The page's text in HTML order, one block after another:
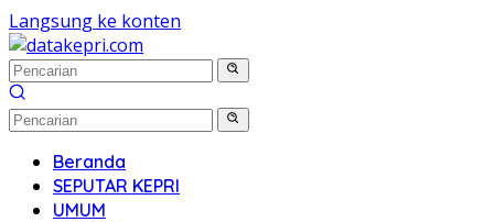
Langsung ke konten
Beranda
SEPUTAR KEPRI
UMUM